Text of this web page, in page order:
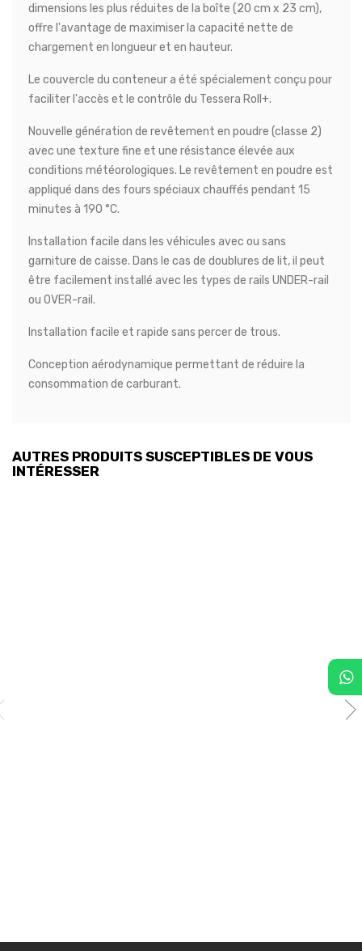
dimensions les plus réduites de la boîte (20 cm x 23 cm),
offre l'avantage de maximiser la capacité nette de
chargement en longueur et en hauteur.
Le couvercle du conteneur a été spécialement conçu pour
faciliter l'accès et le contrôle du Tessera Roll+.
Nouvelle génération de revêtement en poudre (classe 2)
avec une texture fine et une résistance élevée aux
conditions météorologiques. Le revêtement en poudre est
appliqué dans des fours spéciaux chauffés pendant 15
minutes à 190 °C.
Installation facile dans les véhicules avec ou sans
garniture de caisse. Dans le cas de doublures de lit, il peut
être facilement installé avec les types de rails UNDER-rail
ou OVER-rail.
Installation facile et rapide sans percer de trous.
Conception aérodynamique permettant de réduire la
consommation de carburant.
AUTRES PRODUITS SUSCEPTIBLES DE VOUS
INTÉRESSER